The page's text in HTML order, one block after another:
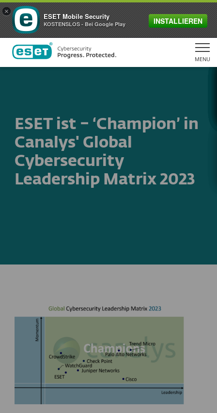
MENU
ESET ist – ‘Champion’ in
Canalys' Global
Cybersecurity
Leadership Matrix 2023
×
ESET Mobile Security
KOSTENSLOS - Bei Google Play INSTALLIEREN